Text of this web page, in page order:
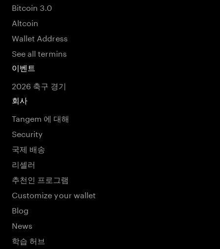
Bitcoin 3.0
Altcoin
Wallet Address
See all termins
이벤트
2026 축구 경기
회사
Tangem 에 대해
Security
국제 배송
리셀러
추천인 프로그램
Customize your wallet
Blog
News
학습 허브